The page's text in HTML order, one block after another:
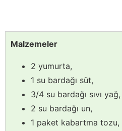
Malzemeler
2 yumurta,
1 su bardağı süt,
3/4 su bardağı sıvı yağ,
2 su bardağı un,
1 paket kabartma tozu,